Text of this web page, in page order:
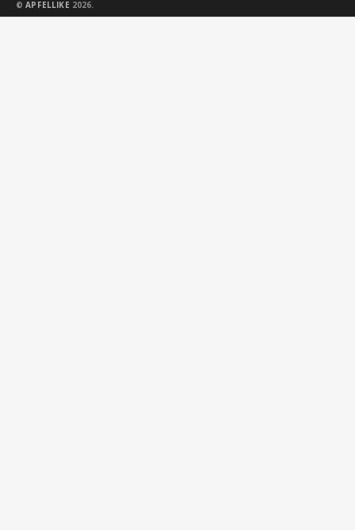
©APFELLIKE 2026.